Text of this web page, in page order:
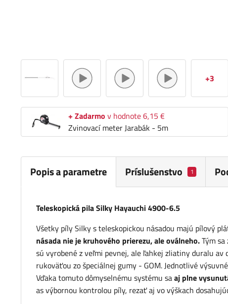
+3
+ Zadarmo v hodnote 6,15 €
Zvinovací meter Jarabák - 5m
Popis a parametre Príslušenstvo 1
Teleskopická pila Silky Hayauchi 4900-6.5
Všetky píly Silky s teleskopickou násadou majú pílový
násada nie je kruhového prierezu, ale oválneho.Tým
sú vyrobené z veľmi pevnej, ale ľahkej zliatiny duralu
rukoväťou zo špeciálnej gumy - GOM. Jednotlivé
Vďaka tomuto dômyselnému systému saaj plne
as výbornou kontrolou píly, rezať aj vo výškach